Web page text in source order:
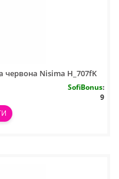
червона Nisima H_707fK
SofiBonus:
9